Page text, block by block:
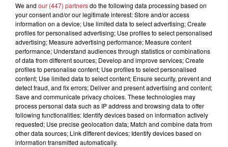
orange.
FIL D'ACTUS
We and our (447) partnersdo the following data processing based on
your consent and/or our legitimate interest: Store and/or access
information on a device; Use limited data to select advertising; Create
profiles for personalised advertising; Use profiles to select personalised
advertising; Measure advertising performance; Measure content
performance; Understand audiences through statistics or combinations
of data from different sources; Develop and improve services; Create
profiles to personalise content; Use profiles to select personalised
content; Use limited data to select content; Ensure security, prevent and
detect fraud, and fix errors; Deliver and present advertising and content;
Save and communicate privacy choices. These technologies may
process personal data such as IP address and browsing data to offer
following functionalities: Identify devices based on information actively
requested; Use precise geolocation data; Match and combine data from
other data sources; Link different devices; Identify devices based on
information transmitted automatically.